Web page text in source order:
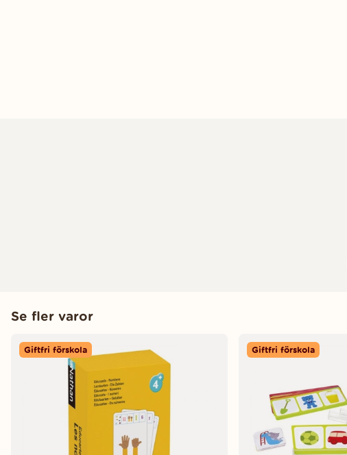
Se fler varor
Giftfri förskola Giftfri förskola